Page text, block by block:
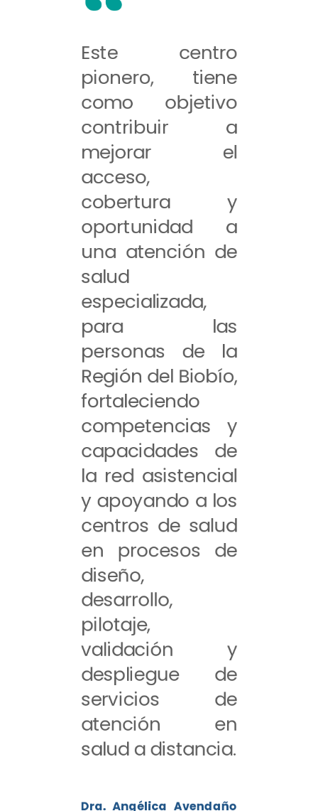
Este centro
pionero, tiene
como objetivo
contribuir a
mejorar el
acceso,
cobertura y
oportunidad a
una atención de
salud
especializada,
para las
personas de la
Región del Biobío,
fortaleciendo
competencias y
capacidades de
la red asistencial
y apoyando a los
centros de salud
en procesos de
diseño,
desarrollo,
pilotaje,
validación y
despliegue de
servicios de
atención en
salud a distancia.
Dra. Angélica Avendaño